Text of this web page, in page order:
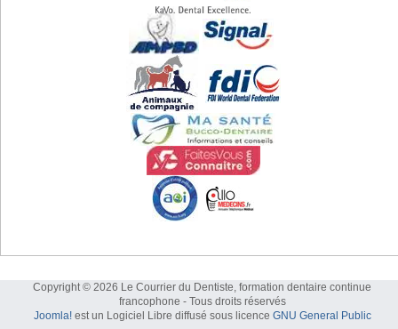
Copyright © 2026 Le Courrier du Dentiste, formation dentaire continue
francophone - Tous droits réservés
Joomla!est un Logiciel Libre diffusé sous licence GNU General Public